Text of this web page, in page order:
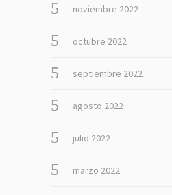
noviembre 2022
octubre 2022
septiembre 2022
agosto 2022
julio 2022
marzo 2022